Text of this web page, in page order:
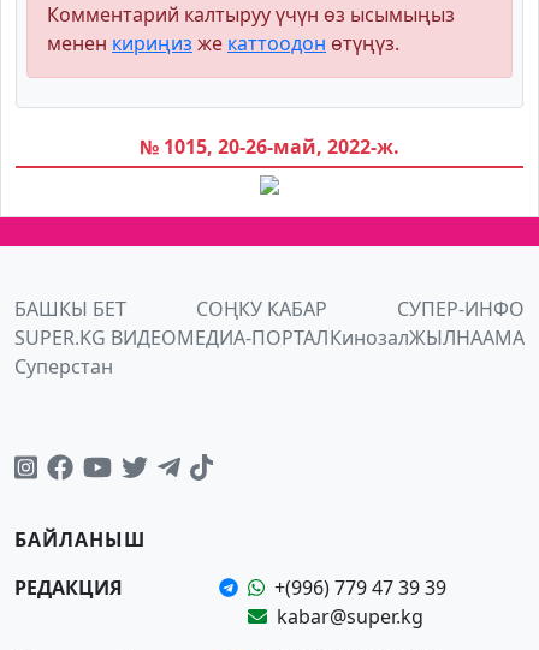
Комментарий калтыруу үчүн өз ысымыңыз
менен кириңиз же каттоодон өтүңүз.
№ 1015, 20-26-май, 2022-ж.
БАШКЫ БЕТ СОҢКУ КАБАР
СУПЕР-ИНФО
SUPER.KG ВИДЕОМЕДИА-ПОРТАЛКинозалЖЫЛНААМА
Суперстан
БАЙЛАНЫШ
РЕДАКЦИЯ
+(996) 779 47 39 39
kabar@super.kg